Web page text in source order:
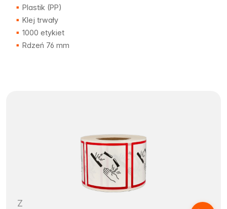
Plastik (PP)
Klej trwały
1000 etykiet
Rdzeń 76 mm
Z